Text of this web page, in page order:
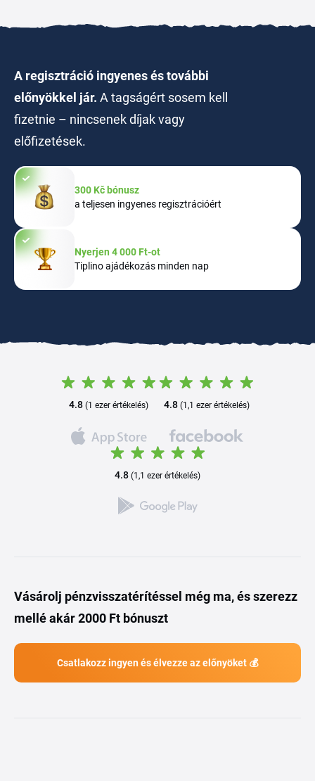
A regisztráció ingyenes és további
előnyökkel jár. A tagságért sosem kell
fizetnie – nincsenek díjak vagy
előfizetések.
300 Kč bónusz
a teljesen ingyenes regisztrációért
Nyerjen 4 000 Ft-ot
Tiplino ajádékozás minden nap
4.8 (1 ezer értékelés) 4.8(1,1 ezer értékelés)
4.8 (1,1 ezer értékelés)
Vásárolj pénzvisszatérítéssel még ma, és szerezz
mellé akár 2000 Ft bónuszt
Csatlakozz ingyen és élvezze az előnyöket 💰